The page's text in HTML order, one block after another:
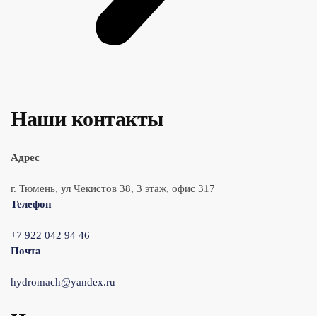
Наши контакты
Адрес
г. Тюмень, ул Чекистов 38, 3 этаж, офис 317
Телефон
+7 922 042 94 46
Почта
hydromach@yandex.ru